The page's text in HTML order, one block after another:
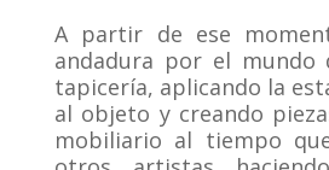
A partir de ese
andadura por el mundo
tapicería, aplicando la
al objeto y creando
mobiliario al tiempo